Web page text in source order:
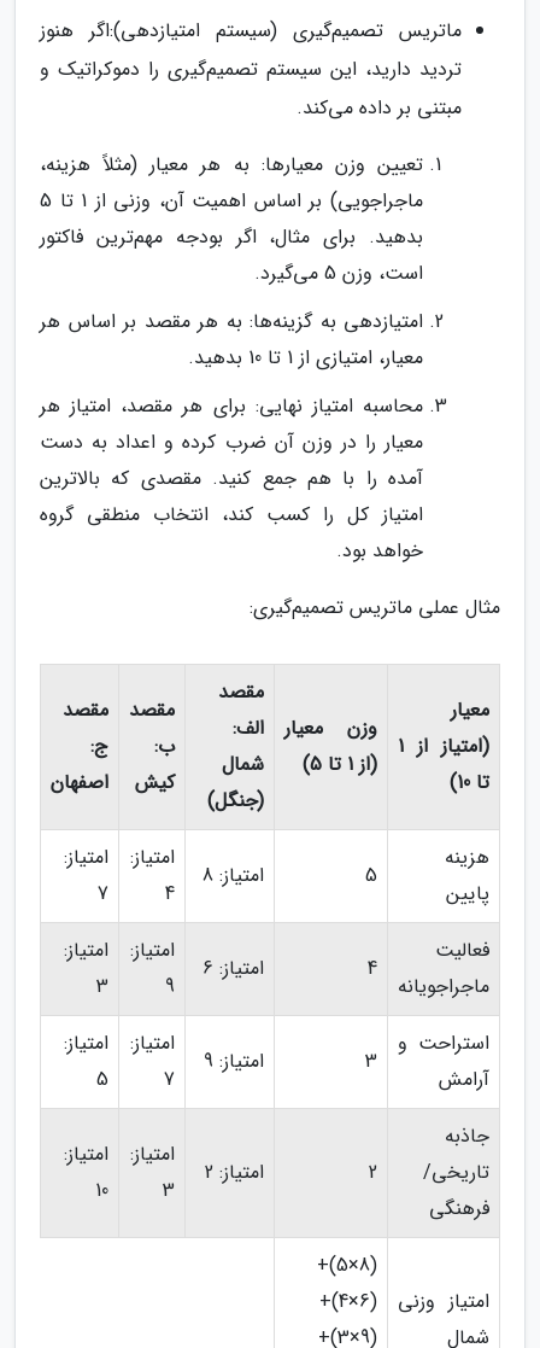
ماتریس تصمیم‌گیری (سیستم امتیازدهی):اگر هنوز
تردید دارید، این سیستم تصمیم‌گیری را دموکراتیک و
مبتنی بر داده می‌کند.
تعیین وزن معیارها: به هر معیار (مثلاً هزینه،
ماجراجویی) بر اساس اهمیت آن، وزنی از 1 تا 5
بدهید. برای مثال، اگر بودجه مهم‌ترین فاکتور
است، وزن 5 می‌گیرد.
امتیازدهی به گزینه‌ها: به هر مقصد بر اساس هر
معیار، امتیازی از 1 تا 10 بدهید.
محاسبه امتیاز نهایی: برای هر مقصد، امتیاز هر
معیار را در وزن آن ضرب کرده و اعداد به دست
آمده را با هم جمع کنید. مقصدی که بالاترین
امتیاز کل را کسب کند، انتخاب منطقی گروه
خواهد بود.
مثال عملی ماتریس تصمیم‌گیری:
معیار
(امتیاز از 1
تا 10)
وزن معیار
(از 1 تا 5)
مقصد
الف:
شمال
(جنگل)
مقصد
ب:
کیش
مقصد
ج:
اصفهان
هزینه
پایین
5 امتیاز: 8
امتیاز:
4
امتیاز:
7
فعالیت
ماجراجویانه
4 امتیاز: 6
امتیاز:
9
امتیاز:
3
استراحت و
آرامش
3 امتیاز: 9
امتیاز:
7
امتیاز:
5
جاذبه
تاریخی/
فرهنگی
2 امتیاز: 2
امتیاز:
3
امتیاز:
10
امتیاز وزنی
شمال
(8×5)+
(6×4)+
(9×3)+